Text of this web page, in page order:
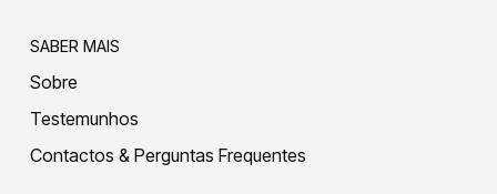
SABER MAIS
Sobre
Testemunhos
Contactos & Perguntas Frequentes